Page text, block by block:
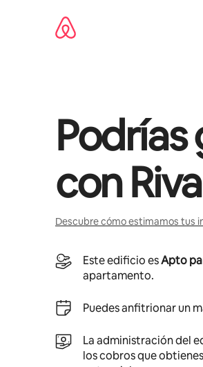
Podrías
con
Descubre cómo estimamos tus
Este edificio esApto
apartamento.
Puedes anfitrionar un
La administración del
los cobros que